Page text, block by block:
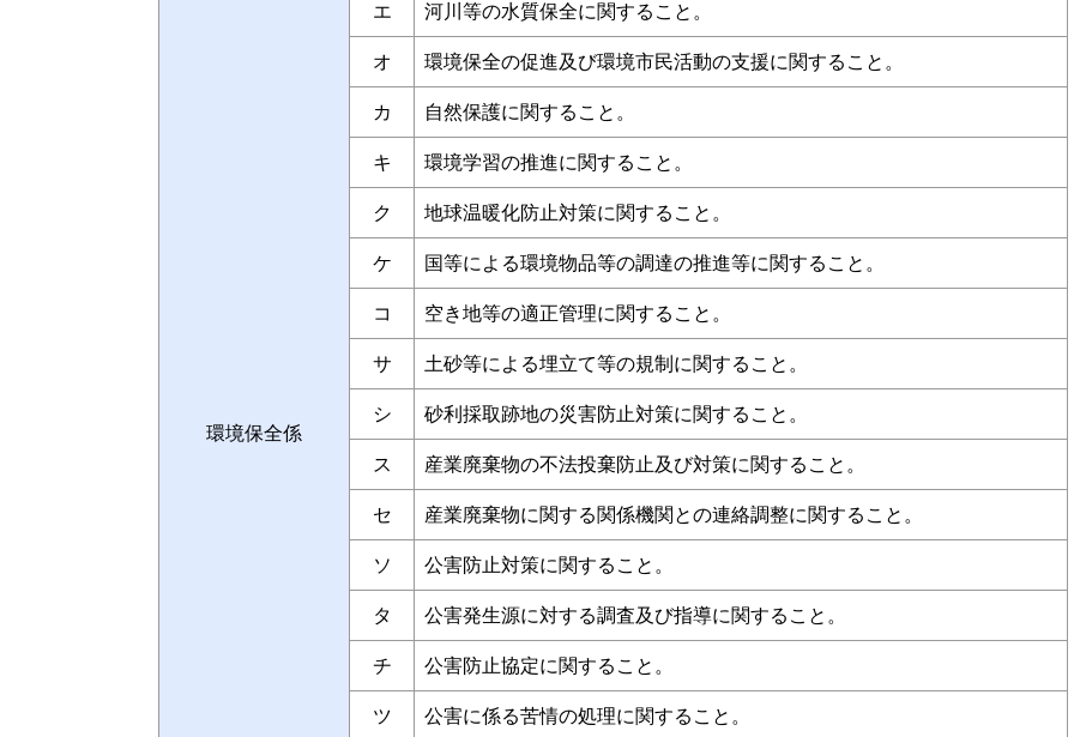
環境保全係
エ 河川等の水質保全に関すること。
オ 環境保全の促進及び環境市民活動の支援に関すること。
カ 自然保護に関すること。
キ 環境学習の推進に関すること。
ク 地球温暖化防止対策に関すること。
ケ 国等による環境物品等の調達の推進等に関すること。
コ 空き地等の適正管理に関すること。
サ 土砂等による埋立て等の規制に関すること。
シ 砂利採取跡地の災害防止対策に関すること。
ス 産業廃棄物の不法投棄防止及び対策に関すること。
セ 産業廃棄物に関する関係機関との連絡調整に関すること。
ソ 公害防止対策に関すること。
タ 公害発生源に対する調査及び指導に関すること。
チ 公害防止協定に関すること。
ツ 公害に係る苦情の処理に関すること。